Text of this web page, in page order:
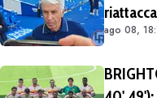
ago 08,